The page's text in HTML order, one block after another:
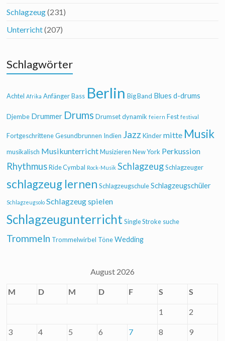
Schlagzeug(231)
Unterricht(207)
Schlagwörter
Achtel Afrika Anfänger Bass Berlin Big Band Blues d-drums
Djembe Drummer Drums Drumset dynamik feiern Fest festival
Fortgeschrittene Gesundbrunnen Indien Jazz Kinder mitte Musik
musikalisch Musikunterricht Musizieren New York Perkussion
Rhythmus Ride Cymbal Rock-Musik Schlagzeug Schlagzeuger
schlagzeug lernen Schlagzeugschule Schlagzeugschüler
Schlagzeugsolo Schlagzeug spielen
Schlagzeugunterricht Single Stroke suche
Trommeln Trommelwirbel Töne Wedding
August 2026
M D M D F S S
1 2
3 4 5 6 7 8 9